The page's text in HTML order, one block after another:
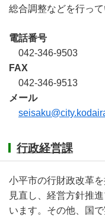
総合調整などを行って
電話番号
042-346-9503
FAX
042-346-9513
メール
行政経営課
小平市の行財政改革
見直し、経営方針推
います。その他、国